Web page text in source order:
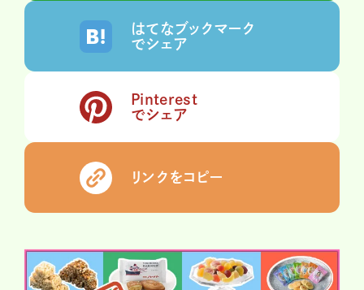
はてなブックマーク
でシェア
Pinterest
でシェア
リンクをコピー